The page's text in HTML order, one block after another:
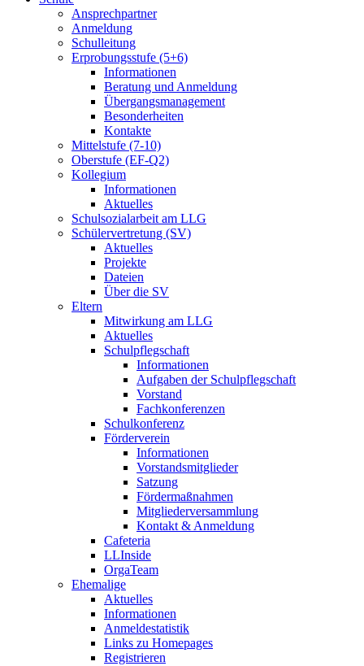
Ansprechpartner
Anmeldung
Schulleitung
Erprobungsstufe (5+6)
Informationen
Beratung und Anmeldung
Übergangsmanagement
Besonderheiten
Kontakte
Mittelstufe (7-10)
Oberstufe (EF-Q2)
Kollegium
Informationen
Aktuelles
Schulsozialarbeit am LLG
Schülervertretung (SV)
Aktuelles
Projekte
Dateien
Über die SV
Eltern
Mitwirkung am LLG
Aktuelles
Schulpflegschaft
Informationen
Aufgaben der Schulpflegschaft
Vorstand
Fachkonferenzen
Schulkonferenz
Förderverein
Informationen
Vorstandsmitglieder
Satzung
Fördermaßnahmen
Mitgliederversammlung
Kontakt & Anmeldung
Cafeteria
LLInside
OrgaTeam
Ehemalige
Aktuelles
Informationen
Anmeldestatistik
Links zu Homepages
Registrieren